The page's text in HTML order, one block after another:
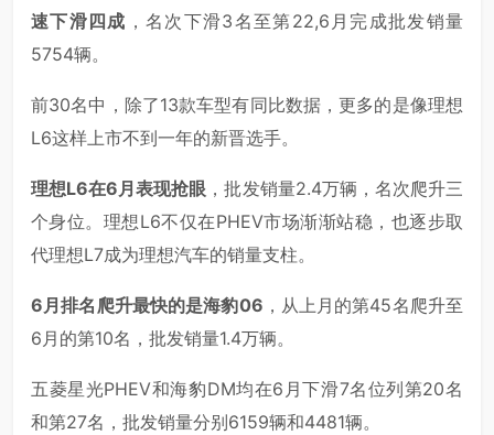
速下滑四成 ，名次下滑3名至第22,6月完成批发销量
5754辆。
前30名中，除了13款车型有同比数据，更多的是像理想
L6这样上市不到一年的新晋选手。
理想L6在6月表现抢眼 ，批发销量2.4万辆，名次爬升三
个身位。理想L6不仅在PHEV市场渐渐站稳，也逐步取
代理想L7成为理想汽车的销量支柱。
6月排名爬升最快的是海豹06 ，从上月的第45名爬升至
6月的第10名，批发销量1.4万辆。
五菱星光PHEV和海豹DM均在6月下滑7名位列第20名
和第27名，批发销量分别6159辆和4481辆。